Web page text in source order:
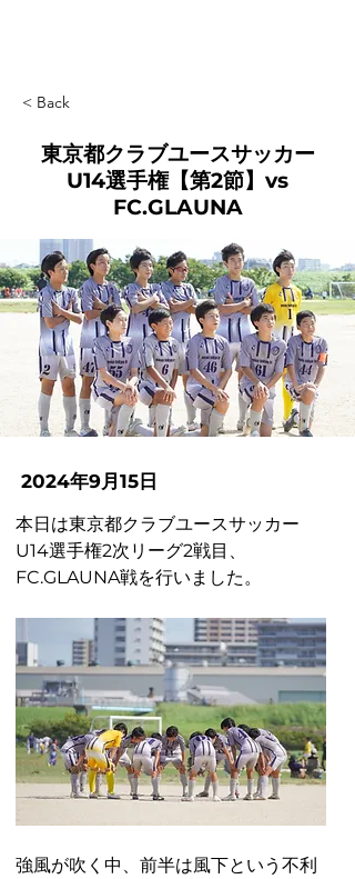
< Back
東京都クラブユースサッカー
U14選手権【第2節】vs
FC.GLAUNA
2024年9月15日
本日は東京都クラブユースサッカー
U14選手権2次リーグ2戦目、
FC.GLAUNA戦を行いました。
強風が吹く中、前半は風下という不利